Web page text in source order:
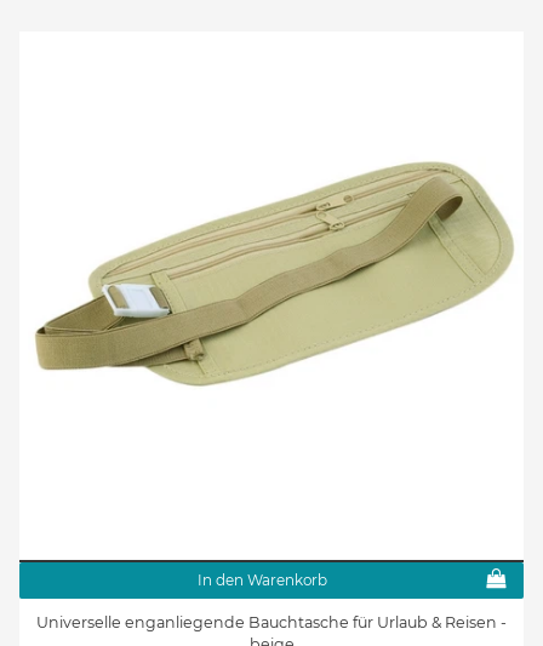
In den Warenkorb
Universelle enganliegende Bauchtasche für Urlaub & Reisen -